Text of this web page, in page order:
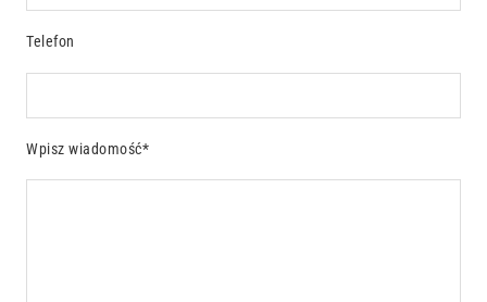
Telefon
Wpisz wiadomość*